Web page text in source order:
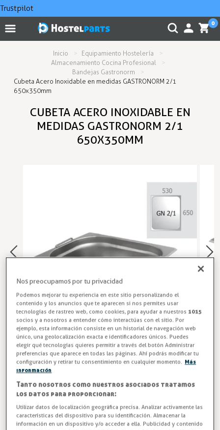
Trustpilot
0
Inicio
Equipamiento Hostelería
Almacenamiento Cocina Profesional
Bandejas Gastronorm
Cubeta Acero Inoxidable en medidas GASTRONORM 2/1
650x350mm
CUBETA ACERO INOXIDABLE EN
MEDIDAS GASTRONORM 2/1
650X350MM
Bandeja para Buffet
Bandeja con asas en medidas GN-2/1 GASTRONORM
650x350mm en acero inoxidable y capacidades entre
16,5 y 55 litros.
Entrega en 24/48h
Nos preocupamos por tu privacidad
Podemos mejorar tu experiencia en este sitio personalizando el
contenido y los anuncios que te aparecen si nos permites usar
tecnologías de rastreo web, como cookies, para ayudar a nuestros 1015
socios y a nosotros a entender cómo interactúas con el sitio. Por
ejemplo, esta información consiste en un historial de navegación web
único, una geolocalización exacta e identificadores únicos. Puedes
elegir qué tecnologías quieres permitir a través del botón Administrar
preferencias que aparece en todas las páginas. Ahí podrás modificar tu
configuración y retirar tu consentimiento en cualquier momento.
Más
información
Tanto nosotros como nuestros asociados tratamos
los datos para proporcionar:
Utilizar datos de localización geográfica precisa. Analizar activamente las
características del dispositivo para su identificación. Almacenar la
información en un dispositivo y/o acceder a ella. Publicidad y contenido